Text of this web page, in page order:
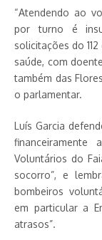
“Atendendo ao
por turno é
solicitações do
saúde, com
também das
o parlamentar.
Luís Garcia
financeiramente
Voluntários do
socorro”, e
bombeiros
em particular a
atrasos”.